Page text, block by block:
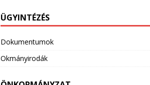
ÜGYINTÉZÉS
Dokumentumok
Okmányirodák